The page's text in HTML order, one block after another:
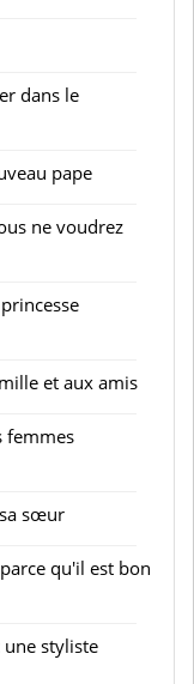
dans le
pape
ne voudrez
et aux amis
femmes
sœur
qu'il est bon
styliste